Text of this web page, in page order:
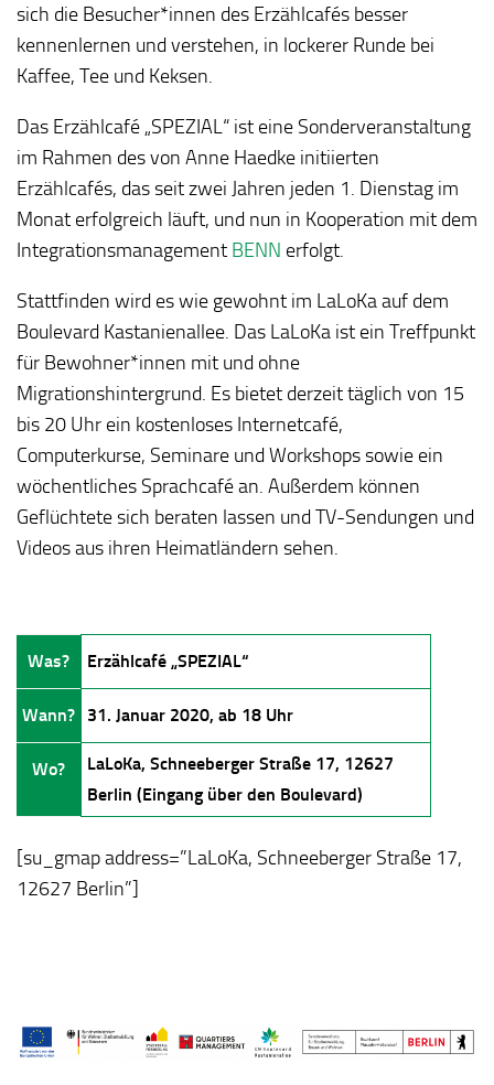
sich die Besucher*innen des Erzählcafés besser
kennenlernen und verstehen, in lockerer Runde bei
Kaffee, Tee und Keksen.
Das Erzählcafé „SPEZIAL“ ist eine Sonderveranstaltung
im Rahmen des von Anne Haedke initiierten
Erzählcafés, das seit zwei Jahren jeden 1. Dienstag im
Monat erfolgreich läuft, und nun in Kooperation mit dem
Integrationsmanagement BENN erfolgt.
Stattfinden wird es wie gewohnt im LaLoKa auf dem
Boulevard Kastanienallee. Das LaLoKa ist ein Treffpunkt
für Bewohner*innen mit und ohne
Migrationshintergrund. Es bietet derzeit täglich von 15
bis 20 Uhr ein kostenloses Internetcafé,
Computerkurse, Seminare und Workshops sowie ein
wöchentliches Sprachcafé an. Außerdem können
Geflüchtete sich beraten lassen und TV-Sendungen und
Videos aus ihren Heimatländern sehen.
Was? Erzählcafé „SPEZIAL“
Wann? 31. Januar 2020, ab 18 Uhr
Wo?
LaLoKa, Schneeberger Straße 17, 12627
Berlin (Eingang über den Boulevard)
[su_gmap address=”LaLoKa, Schneeberger Straße 17,
12627 Berlin”]